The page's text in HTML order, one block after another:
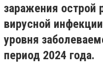
заражения острой
вирусной
уровня
период 2024 года.